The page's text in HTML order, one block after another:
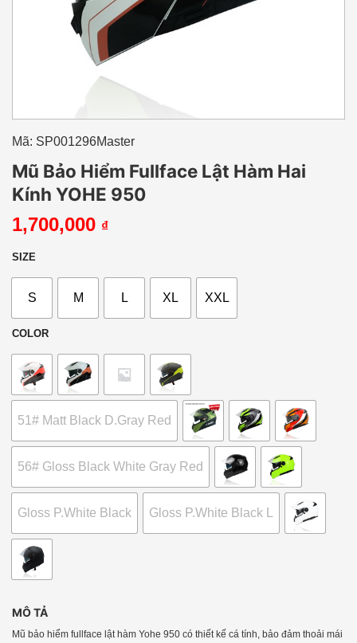
Mã: SP001296Master
Mũ Bảo Hiểm Fullface Lật Hàm Hai
Kính YOHE 950
1,700,000 ₫
SIZE
S M L XL XXL
COLOR
51# Matt Black D.Gray Red
56# Gloss Black White Gray Red
Gloss P.White Black Gloss P.White Black L
MÔ TẢ
Mũ bảo hiểm fullface lật hàm Yohe 950 có thiết kế cá tính, bảo đảm thoải mái